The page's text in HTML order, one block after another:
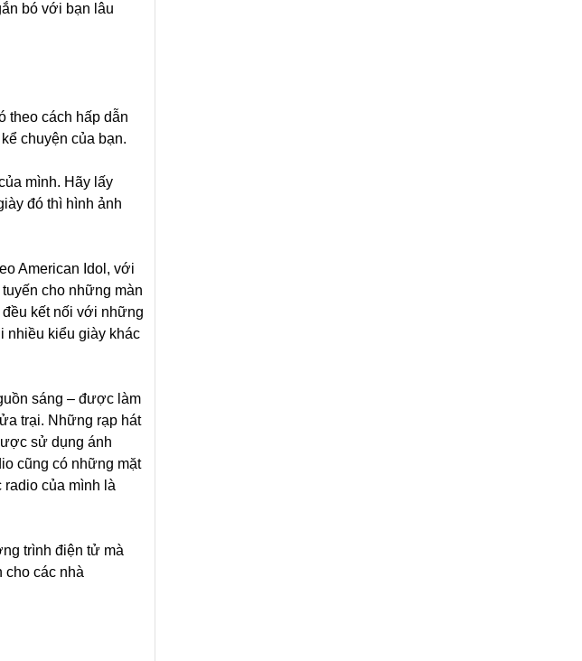
bó với bạn lâu
theo cách hấp dẫn
chuyện của bạn.
mình. Hãy lấy
đó thì hình ảnh
American Idol, với
cho những màn
kết nối với những
nhiều kiểu giày khác
sáng – được làm
trại. Những rạp hát
sử dụng ánh
cũng có những mặt
của mình là
trình điện tử mà
các nhà